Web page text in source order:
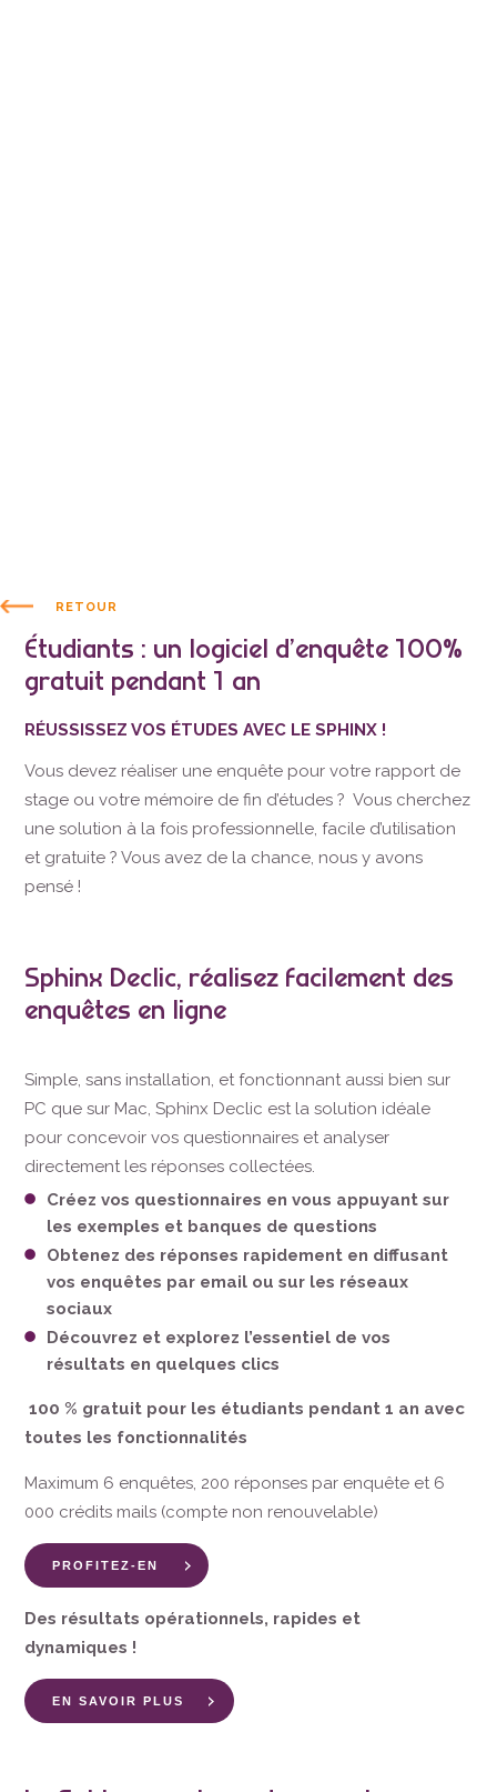
RETOUR
Étudiants : un logiciel d’enquête 100%
gratuit pendant 1 an
RÉUSSISSEZ VOS ÉTUDES AVEC LE SPHINX !
Vous devez réaliser une enquête pour votre rapport de
stage ou votre mémoire de fin d’études ? Vous cherchez
une solution à la fois professionnelle, facile d’utilisation
et gratuite ? Vous avez de la chance, nous y avons
pensé !
Sphinx Declic, réalisez facilement des
enquêtes en ligne
Simple, sans installation, et fonctionnant aussi bien sur
PC que sur Mac, Sphinx Declic est la solution idéale
pour concevoir vos questionnaires et analyser
directement les réponses collectées.
Créez vos questionnaires en vous appuyant sur
les exemples et banques de questions
Obtenez des réponses rapidement en diffusant
vos enquêtes par email ou sur les réseaux
sociaux
Découvrez et explorez l’essentiel de vos
résultats en quelques clics
100 % gratuit pour les étudiants pendant 1 an avec
toutes les fonctionnalités
Maximum 6 enquêtes, 200 réponses par enquête et 6
000 crédits mails (compte non renouvelable)
PROFITEZ-EN
Des résultats opérationnels, rapides et
dynamiques !
EN SAVOIR PLUS